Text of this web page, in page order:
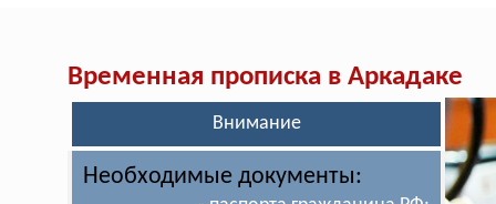
Временная прописка в Аркадаке
Внимание
Необходимые документы: